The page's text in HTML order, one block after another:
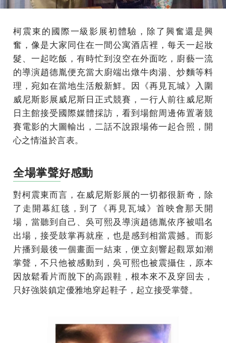
柯震東的國際一級影展初體驗，除了興奮還是興
奮，像是大家同住在一間公寓酒店裡，每天一起妝
髮、一起吃飯，有時忙到沒空在外面吃，廚藝一流
的導演趙德胤便充當大廚端出燉牛肉湯、炒麵等料
理，宛如在當地生活般新鮮。因《再見瓦城》入圍
威尼斯影展威尼斯日正式競賽，一行人前往威尼斯
日主館接受國際媒體採訪，看到場館周邊佈置著競
賽電影的大圖輸出，二話不說跟場佈一起合照，開
心之情溢於言表。
全場掌聲好感動
對柯震東而言，在威尼斯影展的一切都很新奇，除
了走開幕紅毯，到了《再見瓦城》首映會那天開
場，當聽到自己、吳可熙及導演趙德胤依序被唱名
出場，接受鼓掌再就座，也是感到相當震撼。而影
片播到最後一個畫面一結束，便立刻響起觀眾如潮
掌聲，不只他被感動到，吳可熙也被震攝住，原本
因放鬆看片而脫下的高跟鞋，根本來不及穿回去，
只好強裝鎮定優雅地穿起鞋子，起立接受掌聲。